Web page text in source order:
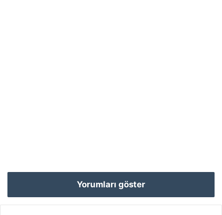
Yorumları göster